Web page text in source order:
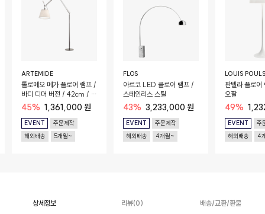
ARTEMIDE
톨로메오 메가 플로어 램프 /
바디 디머 버전 / 42cm / 파
치먼트
45% 1,361,000 원
EVENT
주문제작
해외배송
5개월~
FLOS
아르코 LED 플로어 램프 /
스테인리스 스틸
43% 3,233,000 원
EVENT
주문제작
해외배송
4개월~
LOUIS
판텔라 플로어
오팔
49%
EVENT
주
해외배송
4
상세정보 리뷰(0) 배송/교환/환불